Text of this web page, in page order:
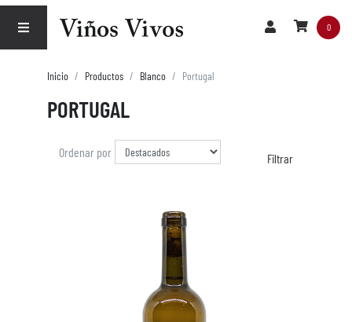
0
Inicio Productos Blanco Portugal
PORTUGAL
Ordenar por Filtrar